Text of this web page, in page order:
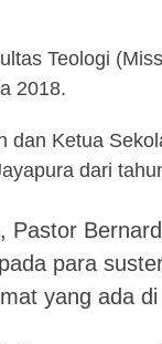
Teologi
2018.
dan Ketua
dari
Pastor
para
yang ada